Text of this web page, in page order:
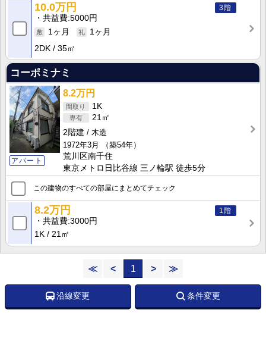
3階
10.0万円
共益費 5000円
1ヶ月
1ヶ月
2DK
35㎡
コーポミナミ
アパート
8.2万円
1K
21㎡
2階建
木造
1972年3月
（築54年）
荒川区南千住
東京メトロ日比谷線 三ノ輪駅 徒歩5分
この建物のすべての部屋にまとめてチェック
1階
8.2万円
共益費 3000円
1K
21㎡
≪ < 1 > ≫
沿線変更 条件変更